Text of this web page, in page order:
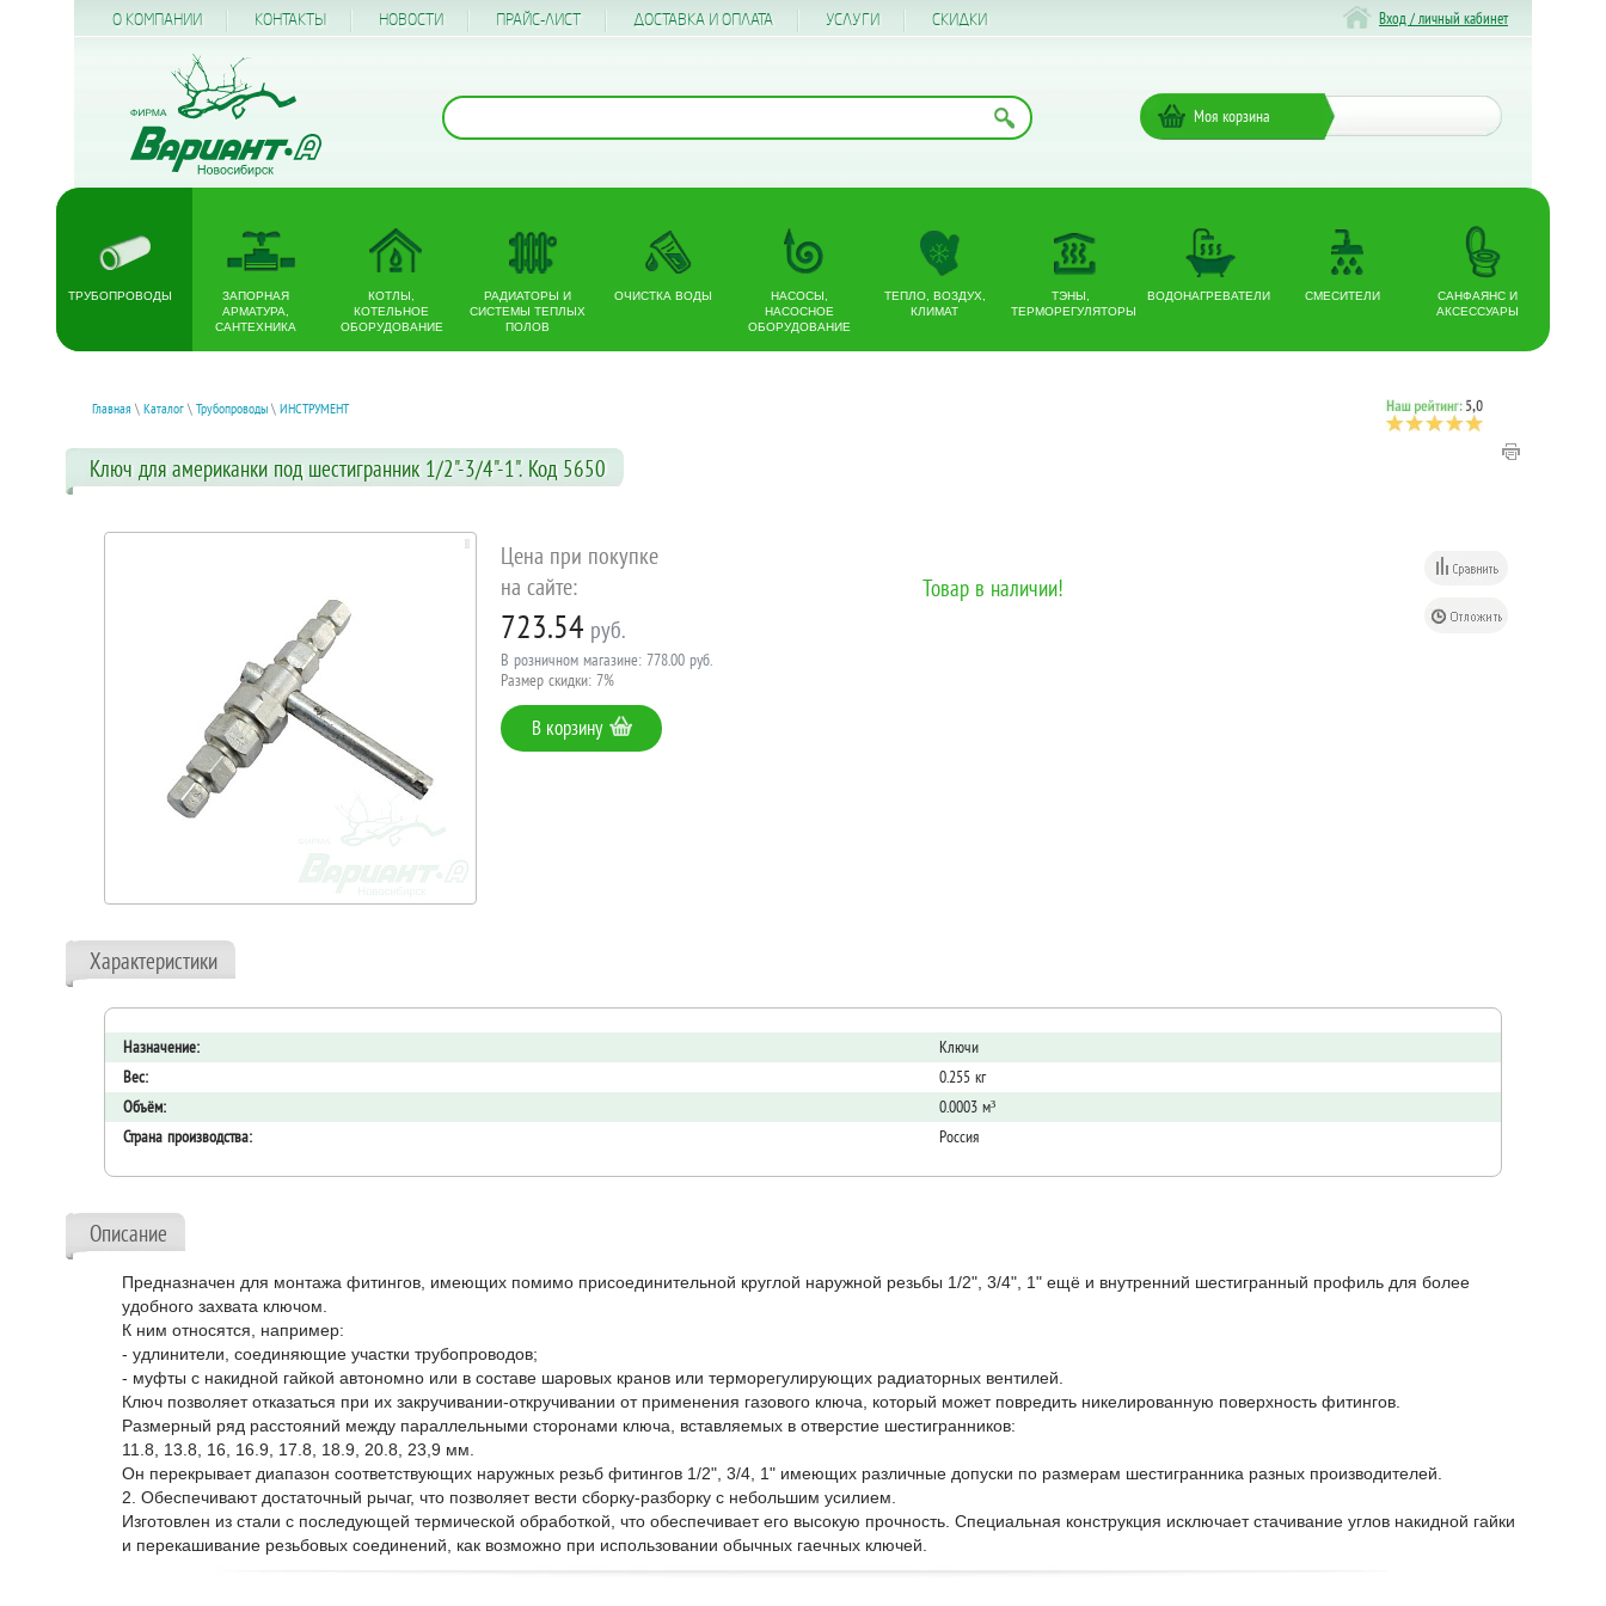
О КОМПАНИИ КОНТАКТЫ НОВОСТИ ПРАЙС-ЛИСТ ДОСТАВКА И ОПЛАТА УСЛУГИ CКИДКИ Вход / личный кабинет
Моя корзина
ТРУБОПРОВОДЫ
ЗАПОРНАЯ
АРМАТУРА,
САНТЕХНИКА
КОТЛЫ,
КОТЕЛЬНОЕ
ОБОРУДОВАНИЕ
РАДИАТОРЫ И
СИСТЕМЫ ТЕПЛЫХ
ПОЛОВ
ОЧИСТКА ВОДЫ
НАСОСЫ,
НАСОСНОЕ
ОБОРУДОВАНИЕ
ТЕПЛО, ВОЗДУХ,
КЛИМАТ
ТЭНЫ,
ТЕРМОРЕГУЛЯТОРЫ
ВОДОНАГРЕВАТЕЛИ СМЕСИТЕЛИ
САНФАЯНС И
АКСЕССУАРЫ
Главная \ Каталог \ Трубопроводы \ ИНСТРУМЕНТ
Ключ для американки под шестигранник 1/2"-3/4"-1". Код 5650
Товар в наличии!
Цена при покупке
на сайте:
723.54 руб.
В розничном магазине: 778.00 руб.
Размер скидки: 7%
В корзину
Характеристики
Назначение:
Ключи
Вес:
0.255 кг
Объём:
0.0003 м³
Страна производства:
Россия
Описание
Предназначен для монтажа фитингов, имеющих помимо присоединительной круглой наружной резьбы 1/2", 3/4", 1" ещё и внутренний шестигранный профиль для более
удобного захвата ключом.
К ним относятся, например:
- удлинители, соединяющие участки трубопроводов;
- муфты с накидной гайкой автономно или в составе шаровых кранов или терморегулирующих радиаторных вентилей.
Ключ позволяет отказаться при их закручивании-откручивании от применения газового ключа, который может повредить никелированную поверхность фитингов.
Размерный ряд расстояний между параллельными сторонами ключа, вставляемых в отверстие шестигранников:
11.8, 13.8, 16, 16.9, 17.8, 18.9, 20.8, 23,9 мм.
Он перекрывает диапазон соответствующих наружных резьб фитингов 1/2", 3/4, 1" имеющих различные допуски по размерам шестигранника разных производителей.
2. Обеспечивают достаточный рычаг, что позволяет вести сборку-разборку с небольшим усилием.
Изготовлен из стали с последующей термической обработкой, что обеспечивает его высокую прочность. Специальная конструкция исключает стачивание углов накидной гайки
и перекашивание резьбовых соединений, как возможно при использовании обычных гаечных ключей.